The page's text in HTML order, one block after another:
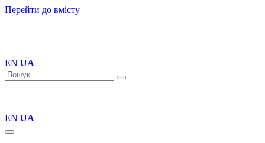
Перейти до вмісту
EN UA
EN UA